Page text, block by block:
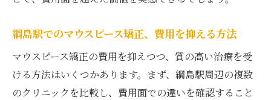
綱島駅でのマウスピース矯正、費用を抑える方法
マウスピース矯正の費用を抑えつつ、質の高い治療を受
ける方法はいくつかあります。まず、綱島駅周辺の複数
のクリニックを比較し、費用面での違いを確認すること